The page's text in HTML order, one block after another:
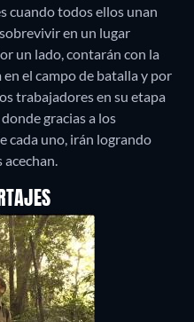
cuando todos ellos unan
en un lugar
un lado, contarán con la
el campo de batalla y por
trabajadores en su etapa
gracias a los
cada uno, irán logrando
acechan.